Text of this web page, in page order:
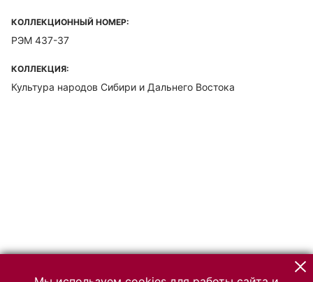
КОЛЛЕКЦИОННЫЙ НОМЕР:
РЭМ 437-37
КОЛЛЕКЦИЯ:
Культура народов Сибири и Дальнего Востока